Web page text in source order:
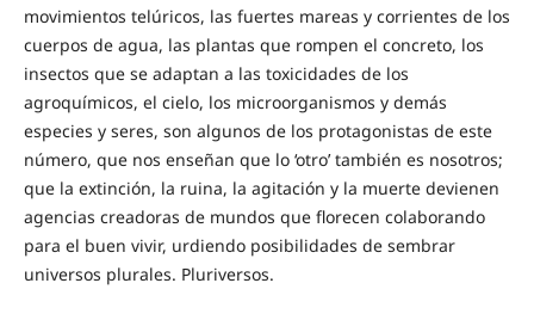
movimientos telúricos, las fuertes mareas y corrientes de los
cuerpos de agua, las plantas que rompen el concreto, los
insectos que se adaptan a las toxicidades de los
agroquímicos, el cielo, los microorganismos y demás
especies y seres, son algunos de los protagonistas de este
número, que nos enseñan que lo ‘otro’ también es nosotros;
que la extinción, la ruina, la agitación y la muerte devienen
agencias creadoras de mundos que florecen colaborando
para el buen vivir, urdiendo posibilidades de sembrar
universos plurales. Pluriversos.